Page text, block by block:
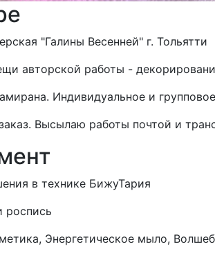
"Галины Весенней" г. Тольятти
авторской работы -
Индивидуальное и
Высылаю работы почтой и
в технике БижуТария
роспись
Энергетическое мыло,